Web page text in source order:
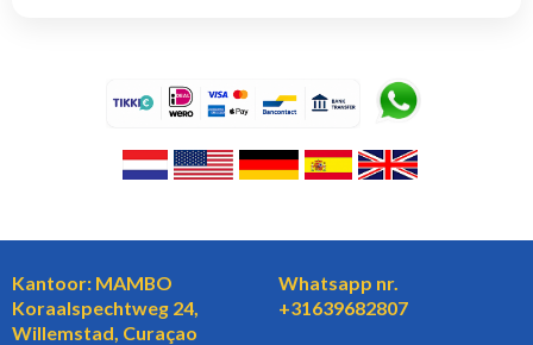
Kantoor: MAMBO
Koraalspechtweg 24,
Willemstad, Curaçao
Whatsapp nr.
+31639682807